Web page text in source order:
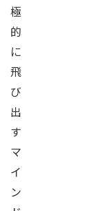
極
的
に
飛
び
出
す
マ
イ
ン